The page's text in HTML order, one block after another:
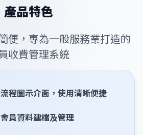
產品特色
便，專為一般服務業打造的
收費管理系統
程圖示介面，使用清晰便捷
員資料建檔及管理